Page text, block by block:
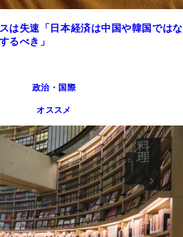
は失速「日本経済は中国や韓国ではな
るべき」
政治・国際
オススメ